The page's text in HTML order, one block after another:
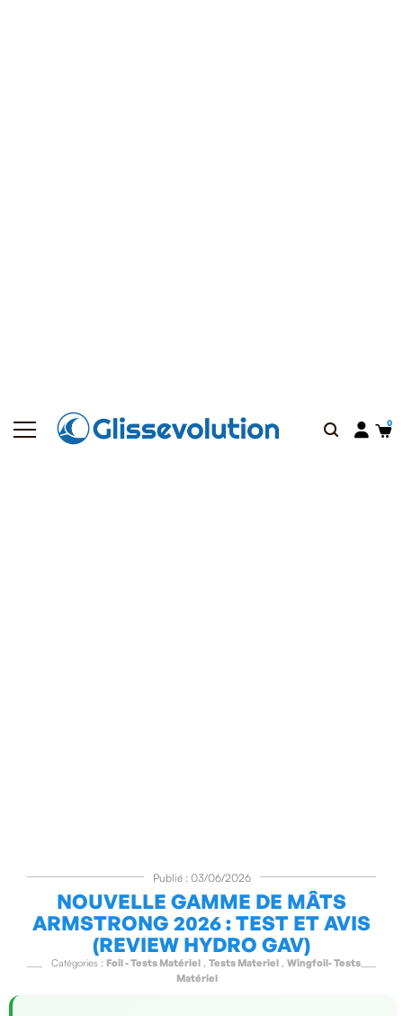
Publié : 03/06/2026
NOUVELLE GAMME DE MÂTS
ARMSTRONG 2026 : TEST ET AVIS
(REVIEW HYDRO GAV)
Catégories : Foil - Tests Matériel , Tests Materiel , Wingfoil- Tests
Matériel